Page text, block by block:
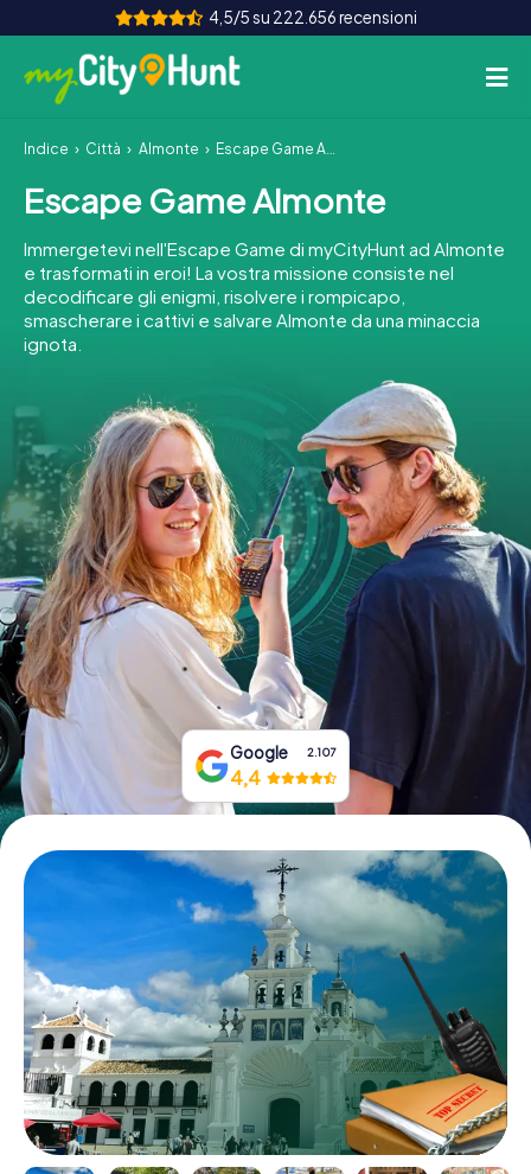
4,5/5 su 222.656 recensioni
Come funziona
Città
Tour
Team Building
INT AT CH
DE
ES
FR UK
IE
IT
NL
Prenota Biglietti
Acquista i Voucher
Indice Città Almonte Escape Game Almonte
Escape Game Almonte
Immergetevi nell'Escape Game di myCityHunt ad Almonte
e trasformati in eroi! La vostra missione consiste nel
decodificare gli enigmi, risolvere i rompicapo,
smascherare i cattivi e salvare Almonte da una minaccia
ignota.
Google 2.107
4,4